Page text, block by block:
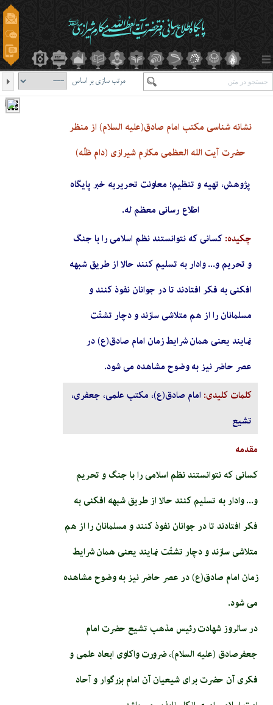
مرتب سازی بر اساس
نشانه شناسی مکتب امام صادق(علیه السلام) از منظر
حضرت آیت الله العظمی مکارم شیرازی (دام ظلّه)
پژوهش، تهیه و تنظیم؛ معاونت تحریریه خبر پایگاه
اطلاع رسانی معظم له.
چکیده: کسانی که نتوانستند نظم اسلامی را با جنگ
و تحریم و... وادار به تسلیم کنند حالا از طریق شبهه
افکنی به فکر افتادند تا در جوانان نفوذ کنند و
مسلمانان را از هم متلاشی سازند و دچار تشتّت
نمایند یعنی همان شرایط زمان امام صادق(ع) در
عصر حاضر نیز به وضوح مشاهده می شود.
کلمات کلیدی: امام صادق(ع)، مکتب علمی، جعفری،
تشیع
مقدمه
کسانی که نتوانستند نظم اسلامی را با جنگ و تحریم
و... وادار به تسلیم کنند حالا از طریق شبهه افکنی به
فکر افتادند تا در جوانان نفوذ کنند و مسلمانان را از هم
متلاشی سازند و دچار تشتّت نمایند یعنی همان شرایط
زمان امام صادق(ع) در عصر حاضر نیز به وضوح مشاهده
می شود.
در سالروز شهادت رئیس مذهب تشیع حضرت امام
جعفرصادق (علیه السلام)، ضرورت واکاوی ابعاد علمی و
فکری آن حضرت برای شیعیان آن امام بزرگوار و آحاد